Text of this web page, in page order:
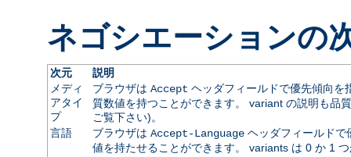
ネゴシエーションの
次元
説明
メディ
アタイ
プ
ブラウザは Accept ヘッダフィールドで優先傾向を
質数値を持つことができます。 variant の説明も品
ご覧下さい)。
言語
ブラウザは Accept-Languageヘッダフィールドで
値を持たせることができます。 variants は 0 か 1